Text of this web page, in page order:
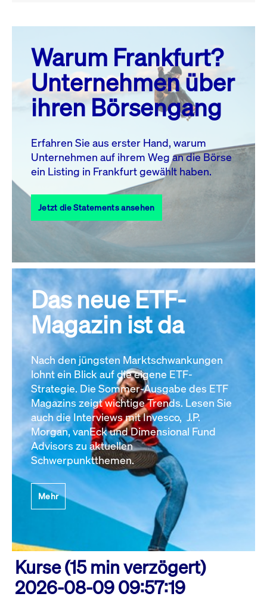
August 26
MO. DI. MI. DO. FR. SA. SO.
1
2
3
4 5 6 7 8
10 11 13 14
17
18 19 20 21 22
23
27 28
31
Alle Events
Warum Frankfurt?
Unternehmen über
ihren Börsengang
Erfahren Sie aus erster Hand, warum
Unternehmen auf ihrem Weg an die Börse
ein Listing in Frankfurt gewählt haben.
Jetzt die Statements ansehen
Das neue ETF-
Magazin ist da
Nach den jüngsten Marktschwankungen
lohnt ein Blick auf die eigene ETF-
Strategie. Die Sommer-Ausgabe des ETF
Magazins zeigt wichtige Trends. Lesen Sie
auch die Interviews mit Invesco, J.P.
Morgan, vanEck und Dimensional Fund
Advisors zu aktuellen
Schwerpunktthemen.
Mehr
Kurse (15 min verzögert)
2026-08-09 09:57:19